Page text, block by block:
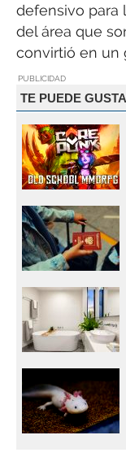
defensivo para
del área que
convirtió en un
PUBLICIDAD
TE PUEDE